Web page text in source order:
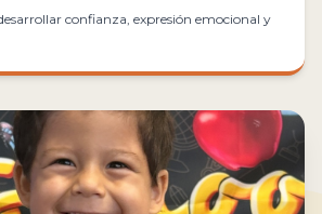
confianza, expresión emocional y